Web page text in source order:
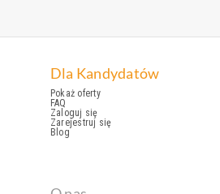
Dla Kandydatów
Pokaż oferty
FAQ
Zaloguj się
Zarejestruj się
Blog